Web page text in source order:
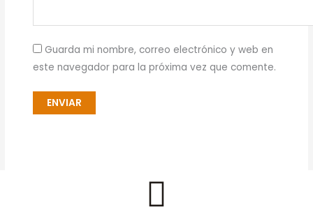
Guarda mi nombre, correo electrónico y web en
este navegador para la próxima vez que comente.